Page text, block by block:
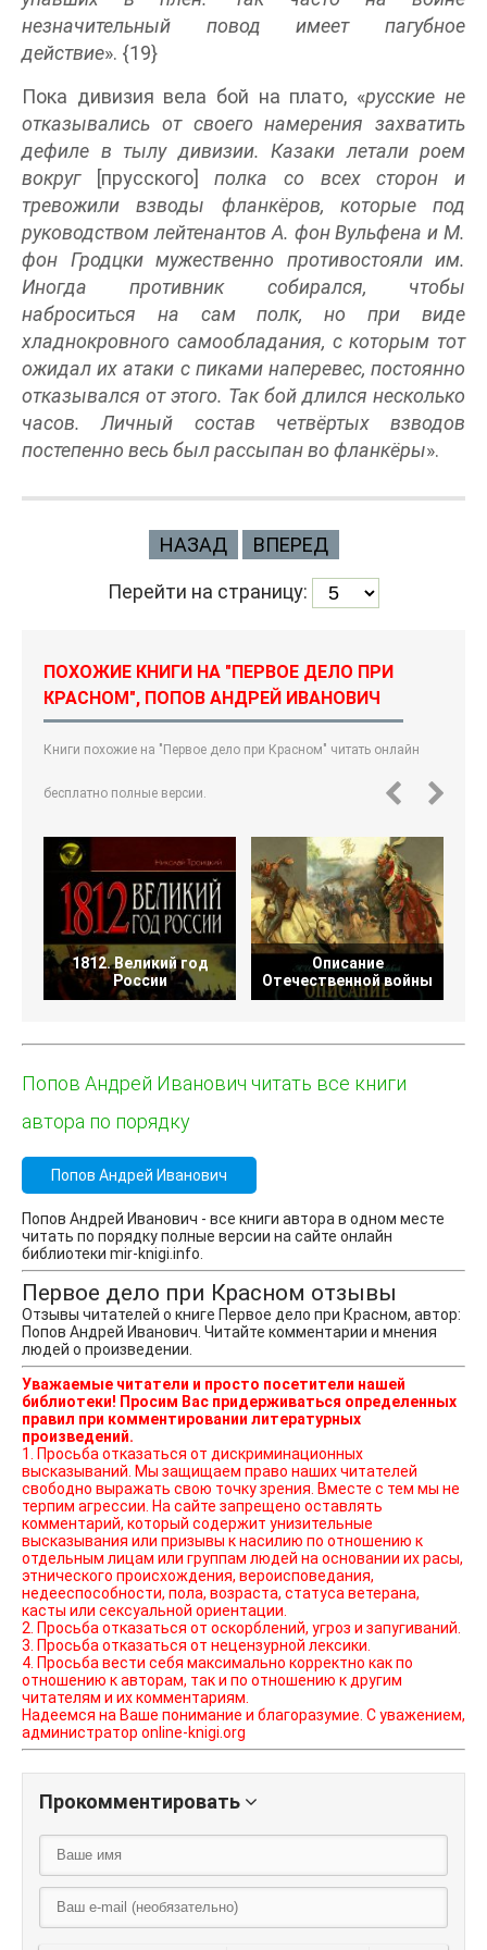
незначительный повод имеет пагубное
действие». {19}
Пока дивизия вела бой на плато, «русские не
отказывались от своего намерения захватить
дефиле в тылу дивизии. Казаки летали роем
вокруг[прусского] полка со всех сторон и
тревожили взводы фланкёров, которые под
руководством лейтенантов А. фон Вульфена и М.
фон Гродцки мужественно противостояли им.
Иногда противник собирался, чтобы
наброситься на сам полк, но при виде
хладнокровного самообладания, с которым тот
ожидал их атаки с пиками наперевес, постоянно
отказывался от этого. Так бой длился несколько
часов. Личный состав четвёртых взводов
постепенно весь был рассыпан во фланкёры».
НАЗАД ВПЕРЕД
Перейти на страницу:
ПОХОЖИЕ КНИГИ НА "ПЕРВОЕ ДЕЛО ПРИ
КРАСНОМ", ПОПОВ АНДРЕЙ ИВАНОВИЧ
Книги похожие на "Первое дело при Красном" читать онлайн
бесплатно полные версии.
1812. Великий год
России
Описание
Отечественной войны
Попов Андрей Иванович читать все книги
автора по порядку
Попов Андрей Иванович
Попов Андрей Иванович - все книги автора в одном месте
читать по порядку полные версии на сайте онлайн
библиотеки mir-knigi.info.
Первое дело при Красном отзывы
Отзывы читателей о книге Первое дело при Красном, автор:
Попов Андрей Иванович. Читайте комментарии и мнения
людей о произведении.
Уважаемые читатели и просто посетители нашей
библиотеки! Просим Вас придерживаться определенных
правил при комментировании литературных
произведений.
1. Просьба отказаться от дискриминационных
высказываний. Мы защищаем право наших читателей
свободно выражать свою точку зрения. Вместе с тем мы не
терпим агрессии. На сайте запрещено оставлять
комментарий, который содержит унизительные
высказывания или призывы к насилию по отношению к
отдельным лицам или группам людей на основании их расы,
этнического происхождения, вероисповедания,
недееспособности, пола, возраста, статуса ветерана,
касты или сексуальной ориентации.
2. Просьба отказаться от оскорблений, угроз и запугиваний.
3. Просьба отказаться от нецензурной лексики.
4. Просьба вести себя максимально корректно как по
отношению к авторам, так и по отношению к другим
читателям и их комментариям.
Надеемся на Ваше понимание и благоразумие. С уважением,
администратор online-knigi.org
Прокомментировать